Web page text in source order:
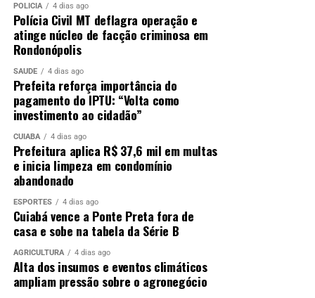
POLÍCIA 4 dias ago
Polícia Civil MT deflagra operação e
atinge núcleo de facção criminosa em
Rondonópolis
SAÚDE 4 dias ago
Prefeita reforça importância do
pagamento do IPTU: “Volta como
investimento ao cidadão”
CUIABÁ 4 dias ago
Prefeitura aplica R$ 37,6 mil em multas
e inicia limpeza em condomínio
abandonado
ESPORTES 4 dias ago
Cuiabá vence a Ponte Preta fora de
casa e sobe na tabela da Série B
AGRICULTURA 4 dias ago
Alta dos insumos e eventos climáticos
ampliam pressão sobre o agronegócio